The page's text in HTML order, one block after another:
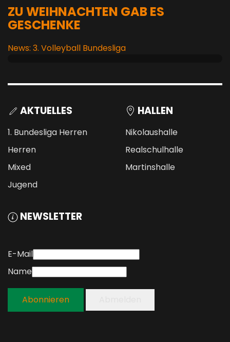
ZU WEIHNACHTEN GAB ES
GESCHENKE
News: 3. Volleyball Bundesliga
AKTUELLES
1. Bundesliga Herren
Herren
Mixed
Jugend
HALLEN
Nikolaushalle
Realschulhalle
Martinshalle
NEWSLETTER
E-Mail
Name
Abonnieren